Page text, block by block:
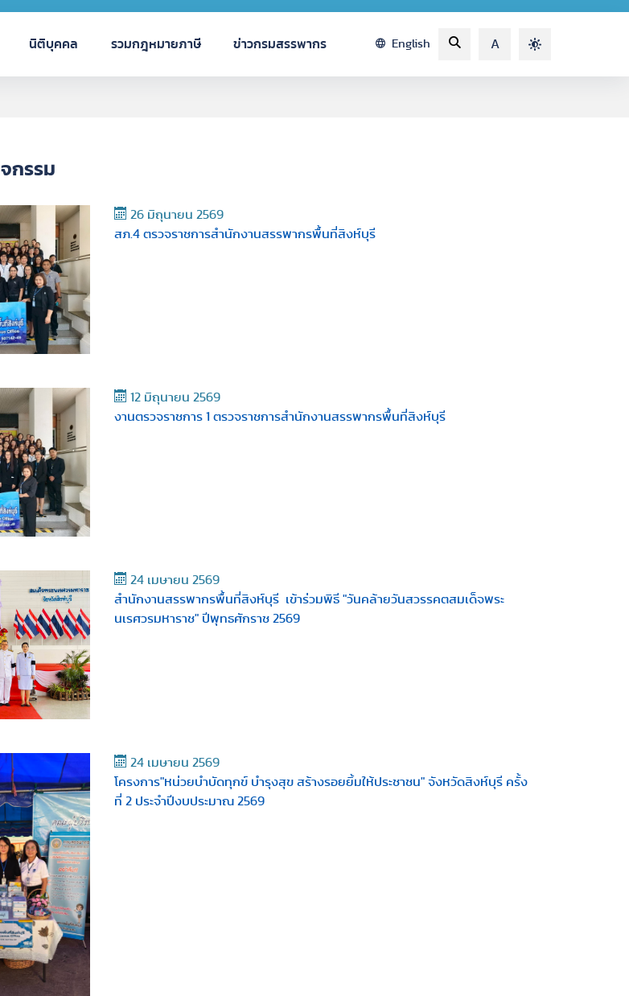
นิติบุคคล รวมกฎหมายภาษี ข่าวกรมสรรพากร English A
กรรม
26 มิถุนายน 2569
สภ.4 ตรวจราชการสำนักงานสรรพากรพื้นที่สิงห์บุรี
12 มิถุนายน 2569
งานตรวจราชการ 1 ตรวจราชการสำนักงานสรรพากรพื้นที่สิงห์บุรี
24 เมษายน 2569
สำนักงานสรรพากรพื้นที่สิงห์บุรี เข้าร่วมพิธี "วันคล้ายวันสวรรคตสมเด็จพระ
นเรศวรมหาราช" ปีพุทธศักราช 2569
24 เมษายน 2569
โครงการ"หน่วยบำบัดทุกข์ บำรุงสุข สร้างรอยยิ้มให้ประชาชน" จังหวัดสิงห์บุรี ครั้ง
ที่ 2 ประจำปีงบประมาณ 2569